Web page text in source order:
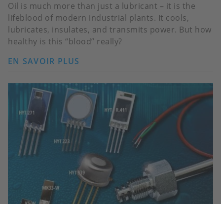
Oil is much more than just a lubricant – it is the
lifeblood of modern industrial plants. It cools,
lubricates, insulates, and transmits power. But how
healthy is this “blood” really?
EN SAVOIR PLUS
CONTROL
OVER
MACHINES
–
WITH
MOISTURE-
IN-
OIL
SENSOR